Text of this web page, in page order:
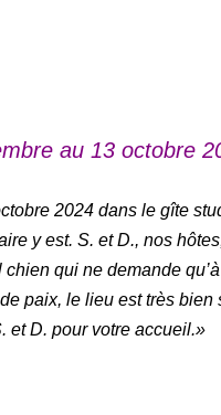
au 13 octobre
2024 dans le gîte
y est. S. et D., nos
qui ne demande
paix, le lieu est très bien
et D. pour votre accueil.»